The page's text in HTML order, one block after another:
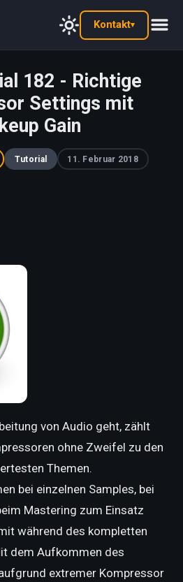
Kontakt▾
182 - Richtige
Settings mit
Gain
Tutorial 11. Februar 2018
von Audio geht, zählt
ohne Zweifel zu den
Themen.
bei einzelnen Samples, bei
Mastering zum Einsatz
während des kompletten
dem Aufkommen des
extremer Kompressor